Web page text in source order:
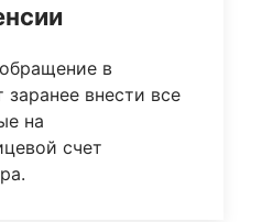
в
внести все
на
счет